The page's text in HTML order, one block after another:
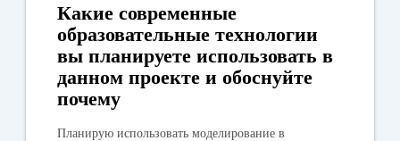
Какие современные
образовательные технологии
вы планируете использовать в
данном проекте и обоснуйте
почему
Планирую использовать моделирование в